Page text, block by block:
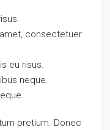
consectetuer
eu risus.
neque.
pretium. Donec